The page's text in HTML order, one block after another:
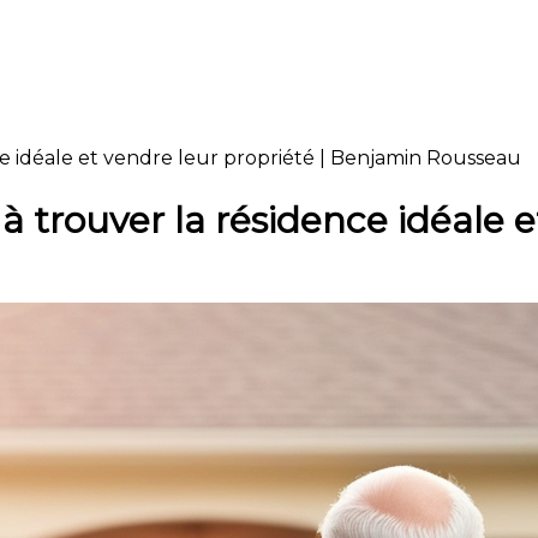
idéale et vendre leur propriété | Benjamin Rousseau
trouver la résidence idéale